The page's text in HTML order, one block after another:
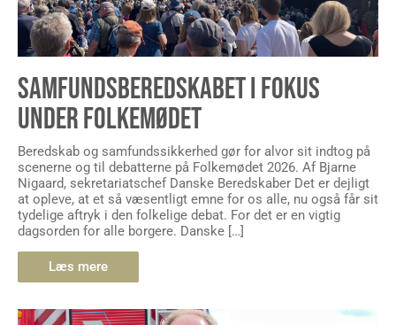
SAMFUNDSBEREDSKABET I FOKUS
UNDER FOLKEMØDET
Beredskab og samfundssikkerhed gør for alvor sit indtog på
scenerne og til debatterne på Folkemødet 2026. Af Bjarne
Nigaard, sekretariatschef Danske Beredskaber Det er dejligt
at opleve, at et så væsentligt emne for os alle, nu også får sit
tydelige aftryk i den folkelige debat. For det er en vigtig
dagsorden for alle borgere. Danske […]
Læs mere